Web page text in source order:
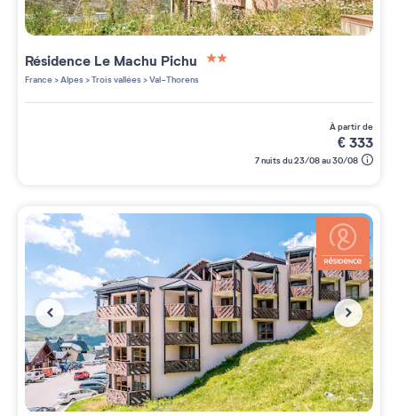
Résidence Le Machu Pichu
France>Alpes>Trois vallées>Val-Thorens
à partir de
€333
7 nuits du 23/08 au 30/08